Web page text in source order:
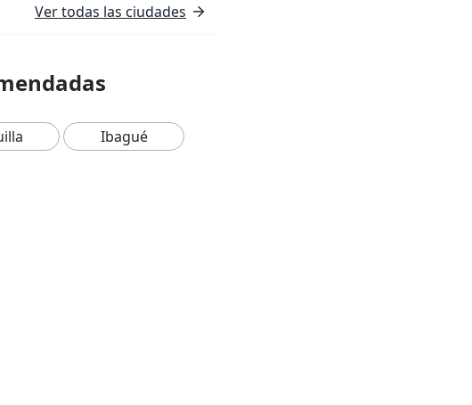
Ver todas las ciudades
Ibagué